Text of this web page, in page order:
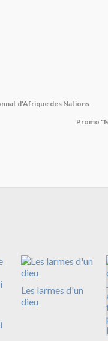
d'Afrique des Nations
Promo
Les larmes d'un
dieu